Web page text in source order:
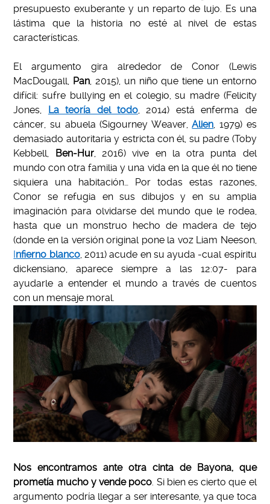
presupuesto exuberante y un reparto de lujo. Es una
lástima que la historia no esté al nivel de estas
características.
El argumento gira alrededor de Conor (Lewis
MacDougall, Pan, 2015), un niño que tiene un entorno
difícil: sufre bullying en el colegio, su madre (Felicity
Jones, La teoría del todo, 2014) está enferma de
cáncer, su abuela (Sigourney Weaver,Alien, 1979) es
demasiado autoritaria y estricta con él, su padre (Toby
Kebbell, Ben-Hur, 2016) vive en la otra punta del
mundo con otra familia y una vida en la que él no tiene
siquiera una habitación… Por todas estas razones,
Conor se refugia en sus dibujos y en su amplia
imaginación para olvidarse del mundo que le rodea,
hasta que un monstruo hecho de madera de tejo
(donde en la versión original pone la voz Liam Neeson,
Infierno blanco, 2011) acude en su ayuda -cual espíritu
dickensiano, aparece siempre a las 12:07- para
ayudarle a entender el mundo a través de cuentos
con un mensaje moral.
Nos encontramos ante otra cinta de Bayona, que
prometía mucho y vende poco . Si bien es cierto que el
argumento podría llegar a ser interesante, ya que toca